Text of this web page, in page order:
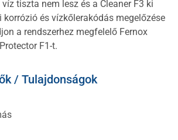
tiszta nem lesz és a Cleaner F3 ki
korrózió és vízkőlerakódás megelőzése
a rendszerhez megfelelő Fernox
F1-t.
/ Tulajdonságok